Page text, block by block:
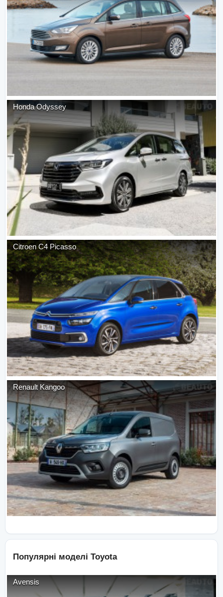
Honda Odyssey
Citroen C4 Picasso
Renault Kangoo
Популярні моделі Toyota
Avensis